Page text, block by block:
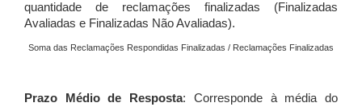
quantidade de reclamações finalizadas (Finalizadas
Avaliadas e Finalizadas Não Avaliadas).
Soma das Reclamações Respondidas Finalizadas / Reclamações Finalizadas
Prazo Médio de Resposta: Corresponde à média do